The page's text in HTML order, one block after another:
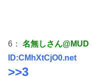
6： 名無しさん@MUD
ID:CMhXtCjO0.net
>>3